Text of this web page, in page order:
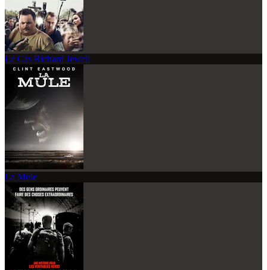
Le Cas Richard Jewell
La Mule